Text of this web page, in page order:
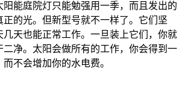
阳能庭院灯只能勉强用一季，而且发出的
正的光。但新型号就不一样了。它们坚
几天也能正常工作。一旦装上它们，你就
二净。太阳会做所有的工作，你会得到一
不会增加你的水电费。